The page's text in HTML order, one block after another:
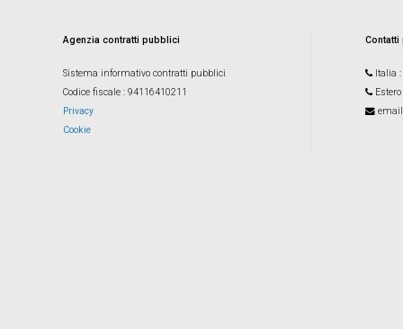
Agenzia contratti pubblici
Sistema informativo contratti pubblici
Codice fiscale : 94116410211
Privacy
Cookie
Italia
Estero
email